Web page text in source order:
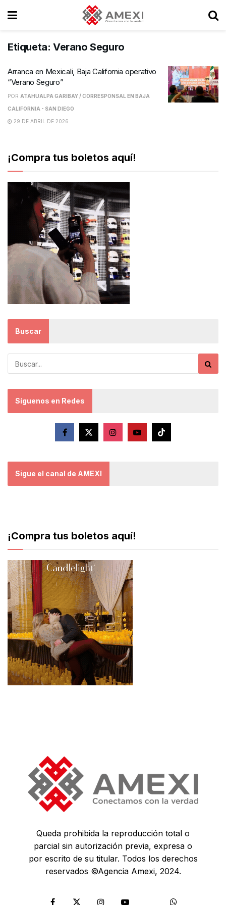
Etiqueta: Verano Seguro
Arranca en Mexicali, Baja California operativo
“Verano Seguro”
POR ATAHUALPA GARIBAY / CORRESPONSAL EN BAJA
CALIFORNIA - SAN DIEGO
29 DE ABRIL DE 2026
¡Compra tus boletos aquí!
Buscar
Síguenos en Redes
Sigue el canal de AMEXI
¡Compra tus boletos aquí!
Queda prohibida la reproducción total o
parcial sin autorización previa, expresa o
por escrito de su titular. Todos los derechos
reservados ©Agencia Amexi, 2024.